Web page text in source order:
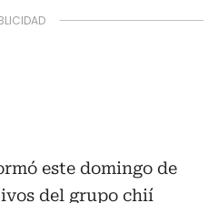
este domingo de
del grupo chií